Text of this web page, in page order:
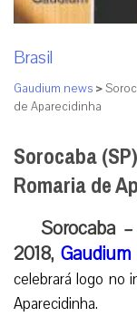
Brasil
Gaudium news >
de Aparecidinha
Sorocaba
Romaria de
Sorocaba
2018,
celebrará logo no
Aparecidinha.